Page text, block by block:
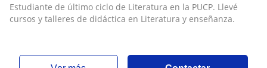
Estudiante de último ciclo de Literatura en la PUCP. Llevé
cursos y talleres de didáctica en Literatura y enseñanza.